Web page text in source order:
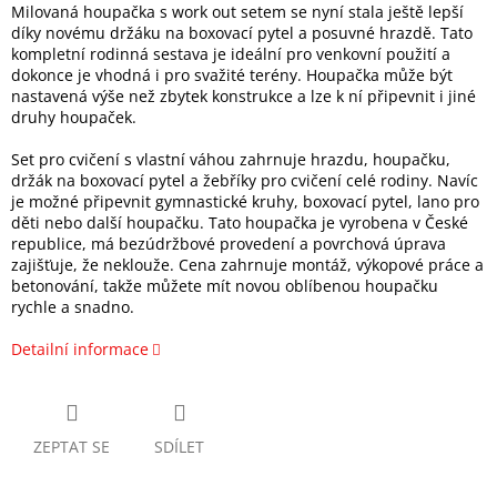
Milovaná houpačka s work out setem se nyní stala ještě lepší
díky novému držáku na boxovací pytel a posuvné hrazdě. Tato
kompletní rodinná sestava je ideální pro venkovní použití a
dokonce je vhodná i pro svažité terény. Houpačka může být
nastavená výše než zbytek konstrukce a lze k ní připevnit i jiné
druhy houpaček.
Set pro cvičení s vlastní váhou zahrnuje hrazdu, houpačku,
držák na boxovací pytel a žebříky pro cvičení celé rodiny. Navíc
je možné připevnit gymnastické kruhy, boxovací pytel, lano pro
děti nebo další houpačku. Tato houpačka je vyrobena v České
republice, má bezúdržbové provedení a povrchová úprava
zajišťuje, že neklouže. Cena zahrnuje montáž, výkopové práce a
betonování, takže můžete mít novou oblíbenou houpačku
rychle a snadno.
Detailní informace
ZEPTAT SE SDÍLET